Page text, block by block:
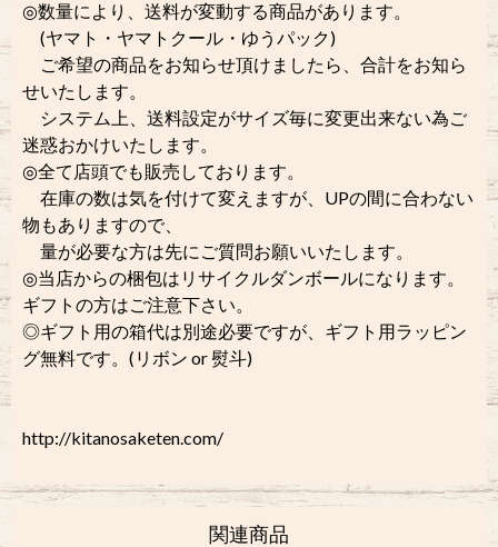
◎数量により、送料が変動する商品があります。
(ヤマト・ヤマトクール・ゆうパック)
ご希望の商品をお知らせ頂けましたら、合計をお知ら
せいたします。
システム上、送料設定がサイズ毎に変更出来ない為ご
迷惑おかけいたします。
◎全て店頭でも販売しております。
在庫の数は気を付けて変えますが、UPの間に合わない
物もありますので、
量が必要な方は先にご質問お願いいたします。
◎当店からの梱包はリサイクルダンボールになります。
ギフトの方はご注意下さい。
◎ギフト用の箱代は別途必要ですが、ギフト用ラッピン
グ無料です。(リボン or 熨斗)
http://kitanosaketen.com/
関連商品